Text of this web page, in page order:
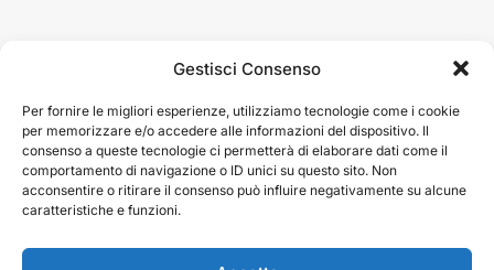
Gestisci Consenso
Per fornire le migliori esperienze, utilizziamo tecnologie come i cookie
per memorizzare e/o accedere alle informazioni del dispositivo. Il
consenso a queste tecnologie ci permetterà di elaborare dati come il
comportamento di navigazione o ID unici su questo sito. Non
acconsentire o ritirare il consenso può influire negativamente su alcune
caratteristiche e funzioni.
CONTATTI